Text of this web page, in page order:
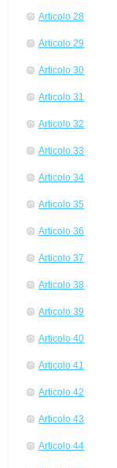
Articolo 28
Articolo 29
Articolo 30
Articolo 31
Articolo 32
Articolo 33
Articolo 34
Articolo 35
Articolo 36
Articolo 37
Articolo 38
Articolo 39
Articolo 40
Articolo 41
Articolo 42
Articolo 43
Articolo 44